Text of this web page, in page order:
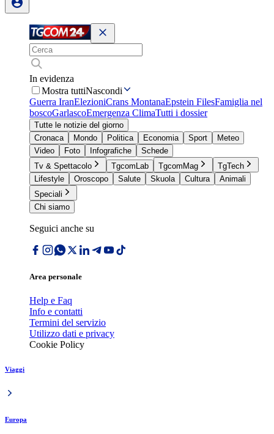
In evidenza
Mostra tuttiNascondi
Guerra IranElezioniCrans MontanaEpstein FilesFamiglia nel
boscoGarlascoEmergenza ClimaTutti i dossier
Tutte le notizie del giorno
Cronaca
Mondo Politica Economia Sport
Meteo
Video
Foto Infografiche
Schede
Tv & Spettacolo
TgcomLab TgcomMag
TgTech
Lifestyle
Oroscopo Salute Skuola Cultura
Animali
Speciali
Chi siamo
Seguici anche su
Area personale
Help e Faq
Info e contatti
Termini del servizio
Utilizzo dati e privacy
Cookie Policy
Viaggi
Europa